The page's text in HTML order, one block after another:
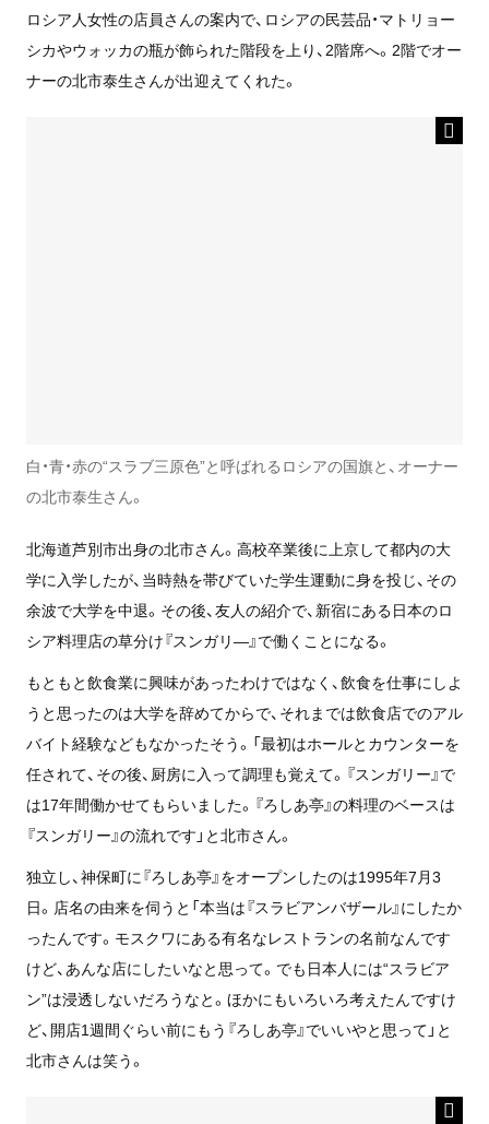
ロシア人女性の店員さんの案内で、ロシアの民芸品・マトリョー
シカやウォッカの瓶が飾られた階段を上り、2階席へ。2階でオー
ナーの北市泰生さんが出迎えてくれた。
白・青・赤の“スラブ三原色”と呼ばれるロシアの国旗と、オーナー
の北市泰生さん。
北海道芦別市出身の北市さん。高校卒業後に上京して都内の大
学に入学したが、当時熱を帯びていた学生運動に身を投じ、その
余波で大学を中退。その後、友人の紹介で、新宿にある日本のロ
シア料理店の草分け『スンガリ―』で働くことになる。
もともと飲食業に興味があったわけではなく、飲食を仕事にしよ
うと思ったのは大学を辞めてからで、それまでは飲食店でのアル
バイト経験などもなかったそう。「最初はホールとカウンターを
任されて、その後、厨房に入って調理も覚えて。『スンガリー』で
は17年間働かせてもらいました。『ろしあ亭』の料理のベースは
『スンガリー』の流れです」と北市さん。
独立し、神保町に『ろしあ亭』をオープンしたのは1995年7月3
日。店名の由来を伺うと「本当は『スラビアンバザール』にしたか
ったんです。モスクワにある有名なレストランの名前なんです
けど、あんな店にしたいなと思って。でも日本人には“スラビア
ン”は浸透しないだろうなと。ほかにもいろいろ考えたんですけ
ど、開店1週間ぐらい前にもう『ろしあ亭』でいいやと思って」と
北市さんは笑う。